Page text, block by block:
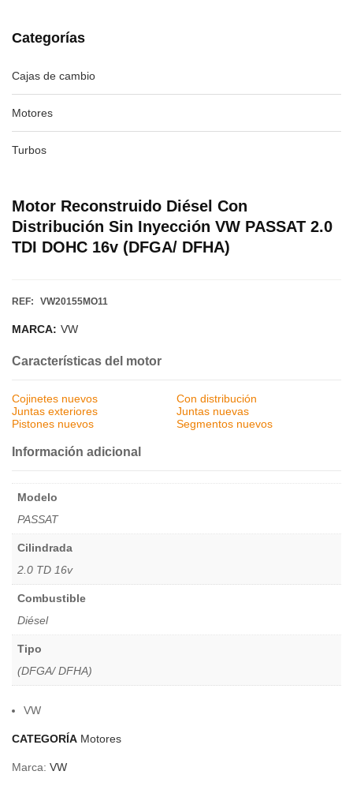
Categorías
Cajas de cambio
Motores
Turbos
Motor Reconstruido Diésel Con
Distribución Sin Inyección VW PASSAT 2.0
TDI DOHC 16v (DFGA/ DFHA)
REF: VW20155MO11
MARCA: VW
Características del motor
Cojinetes nuevos
Con distribución
Juntas exteriores
Juntas nuevas
Pistones nuevos
Segmentos nuevos
Información adicional
Modelo
PASSAT
Cilindrada
2.0 TD 16v
Combustible
Diésel
Tipo
(DFGA/ DFHA)
VW
CATEGORÍA Motores
Marca: VW